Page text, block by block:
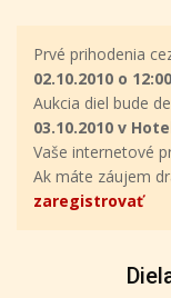
Prvé prihodenia
02.10.2010 o 12:00
Aukcia diel bude
03.10.2010 v
Vaše internetové
Ak máte záujem
zaregistrovať